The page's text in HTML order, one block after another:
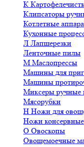
К
Клипсаторы
Котлетные
Кухонные
Л Лапшерезки
Ленточные пилы
М Маслопрессы
Машины для
Машины
Миксеры ручные
Мясорубки
Н Ножи для
Ножи консервные
О Овоскопы
Овощемоечные